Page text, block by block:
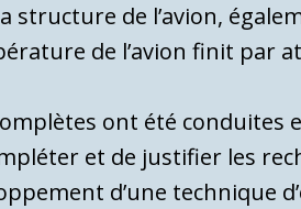
structure de l’avion,
de l’avion finit par
ont été con­duites
et de justifier les
d’une technique